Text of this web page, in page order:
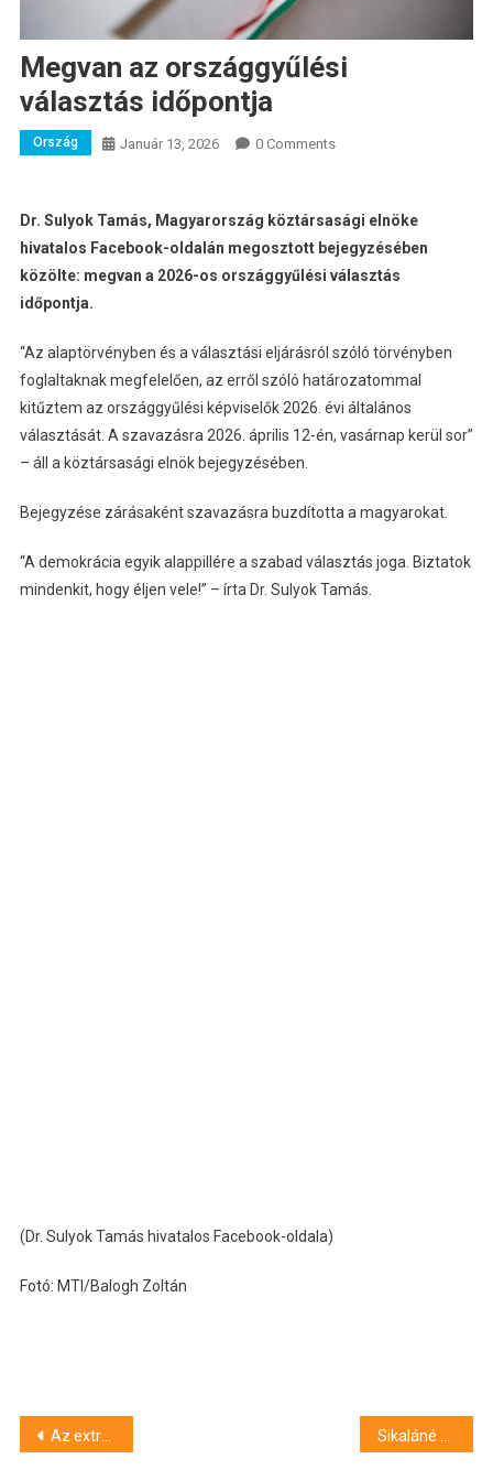
Megvan az országgyűlési
választás időpontja
Ország Január 13, 2026 0 Comments
Dr. Sulyok Tamás, Magyarország köztársasági elnöke
hivatalos Facebook-oldalán megosztott bejegyzésében
közölte: megvan a 2026-os országgyűlési választás
időpontja.
“Az alaptörvényben és a választási eljárásról szóló törvényben
foglaltaknak megfelelően, az erről szóló határozatommal
kitűztem az országgyűlési képviselők 2026. évi általános
választását. A szavazásra 2026. április 12-én, vasárnap kerül sor”
– áll a köztársasági elnök bejegyzésében.
Bejegyzése zárásaként szavazásra buzdította a magyarokat.
“A demokrácia egyik alappillére a szabad választás joga. Biztatok
mindenkit, hogy éljen vele!” – írta Dr. Sulyok Tamás.
(Dr. Sulyok Tamás hivatalos Facebook-oldala)
Fotó: MTI/Balogh Zoltán
Bejegyzés
Az extrém időjárásra hivatkozva leállt a Liszt Ferenc Repülőtér